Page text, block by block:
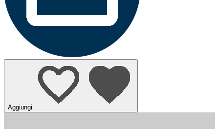
Aggiungi